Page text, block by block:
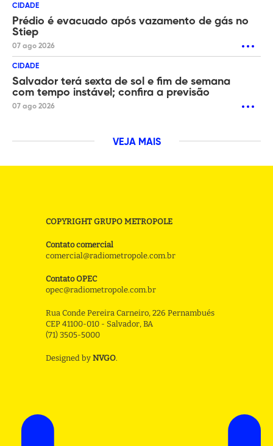
CIDADE
Prédio é evacuado após vazamento de gás no
Stiep
07 ago 2026
CIDADE
Salvador terá sexta de sol e fim de semana
com tempo instável; confira a previsão
07 ago 2026
VEJA MAIS
COPYRIGHT GRUPO METROPOLE
Contato comercial
comercial@radiometropole.com.br
Contato OPEC
opec@radiometropole.com.br
Rua Conde Pereira Carneiro, 226 Pernambués
CEP 41100-010 - Salvador, BA
(71) 3505-5000
Designed by NVGO.